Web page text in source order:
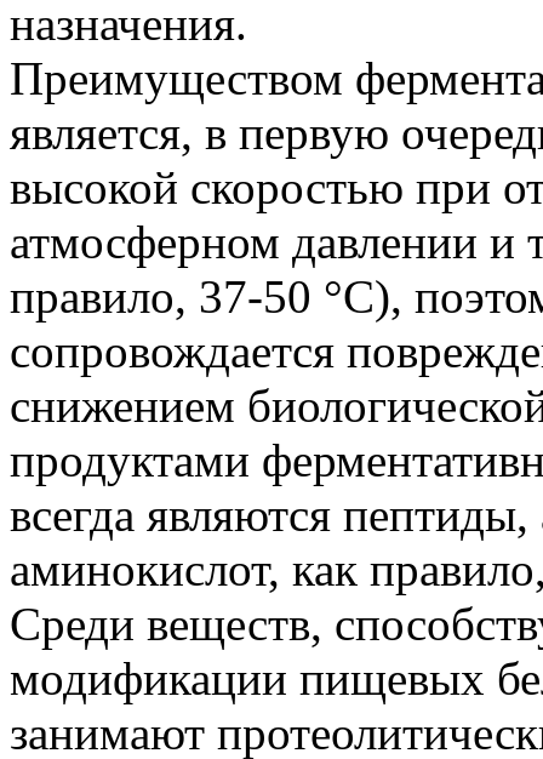
назначения.
Преимуществом
является, в первую
высокой скоростью при
атмосферном давлении и
правило, 37-50 °С),
сопровождается
снижением
продуктами
всегда являются
аминокислот, как
Среди веществ,
модификации пищевых
занимают